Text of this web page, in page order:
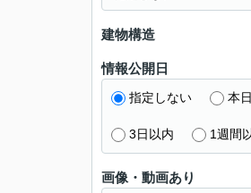
建物構造
情報公開日
指定しない 本日
3日以内 1週間
画像・動画あり